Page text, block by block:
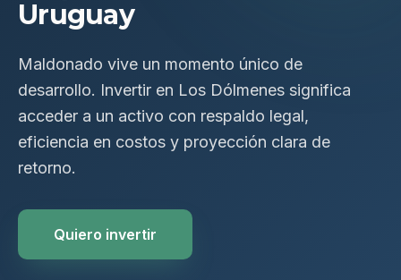
Uruguay
Maldonado vive un momento único de
desarrollo. Invertir en Los Dólmenes significa
acceder a un activo con respaldo legal,
eficiencia en costos y proyección clara de
retorno.
Quiero invertir